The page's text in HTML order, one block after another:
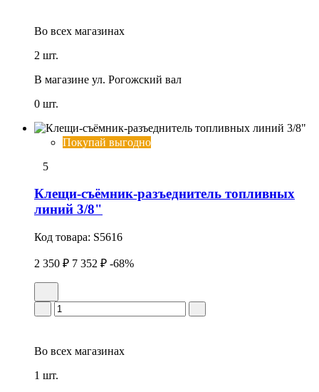
Во всех магазинах
2 шт.
В магазине ул. Рогожский вал
0 шт.
Покупай выгодно
5
Клещи-съёмник-разъеднитель топливных
линий 3/8"
Код товара: S5616
2 350 ₽ 7 352 ₽ -68%
Во всех магазинах
1 шт.